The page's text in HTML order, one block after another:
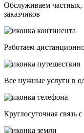
Обслуживаем частных,
заказчиков
Работаем
Все нужные услуги в
Круглосуточная